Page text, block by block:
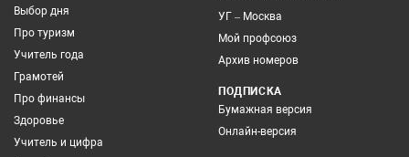
Выбор дня
Про туризм
Учитель года
Грамотей
Про финансы
Здоровье
Учитель и цифра
УГ – Москва
Мой профсоюз
Архив номеров
ПОДПИСКА
Бумажная версия
Онлайн-версия